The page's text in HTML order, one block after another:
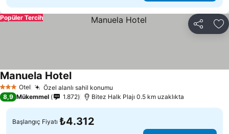
Paylaş
Popüler Tercih
3 YıldızOtel Özel alanlı sahil konumu
Manuela Hotel
8,9 Mükemmel 1.872 Bitez Halk Plajı 0.5 km uzaklıkta
Başlangıç Fiyatı ₺4.312